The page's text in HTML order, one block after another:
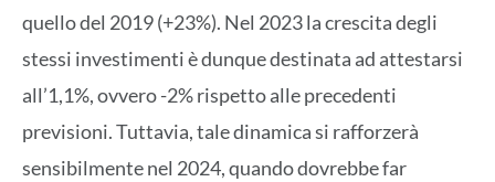
quello del 2019 (+23%). Nel 2023 la crescita degli
stessi investimenti è dunque destinata ad attestarsi
all’1,1%, ovvero -2% rispetto alle precedenti
previsioni. Tuttavia, tale dinamica si rafforzerà
sensibilmente nel 2024, quando dovrebbe far